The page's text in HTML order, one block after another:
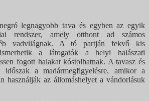
legnagyobb tava és egyben az egyik
rendszer, amely otthont ad számos
vadvilágnak. A tó partján fekvő kis
a látogatók a helyi halászati
fogott halakat kóstolhatnak. A tavasz és
a madármegfigyelésre, amikor a
használják az állomáshelyet a vándorlásuk